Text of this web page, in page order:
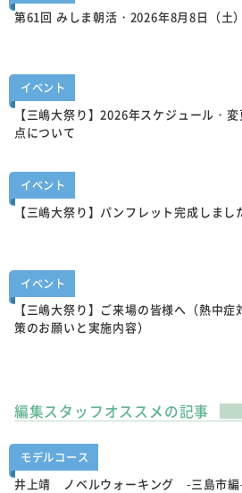
第61回 みしま朝活・2026年8月8日（土）
イベント
【三嶋大祭り】2026年スケジュール・変
点について
イベント
【三嶋大祭り】パンフレット完成しまし
イベント
【三嶋大祭り】ご来場の皆様へ（熱中症
策のお願いと実施内容）
編集スタッフオススメの記事
モデルコース
井上靖 ノベルウォーキング -三島市編